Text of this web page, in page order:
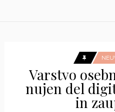
Varstvo
nujen del
in